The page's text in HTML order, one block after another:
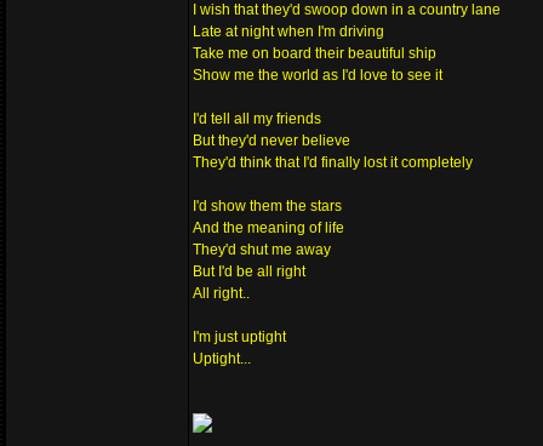
I wish that they'd swoop down in a country lane
Late at night when I'm driving
Take me on board their beautiful ship
Show me the world as I'd love to see it
I'd tell all my friends
But they'd never believe
They'd think that I'd finally lost it completely
I'd show them the stars
And the meaning of life
They'd shut me away
But I'd be all right
All right..
I'm just uptight
Uptight...